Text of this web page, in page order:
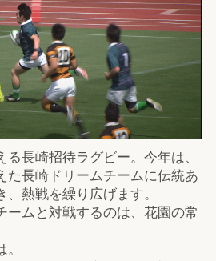
長崎招待ラグビー。今年は、
た長崎ドリームチームに伝統あ
熱戦を繰り広げます。
ームと対戦するのは、花園の常